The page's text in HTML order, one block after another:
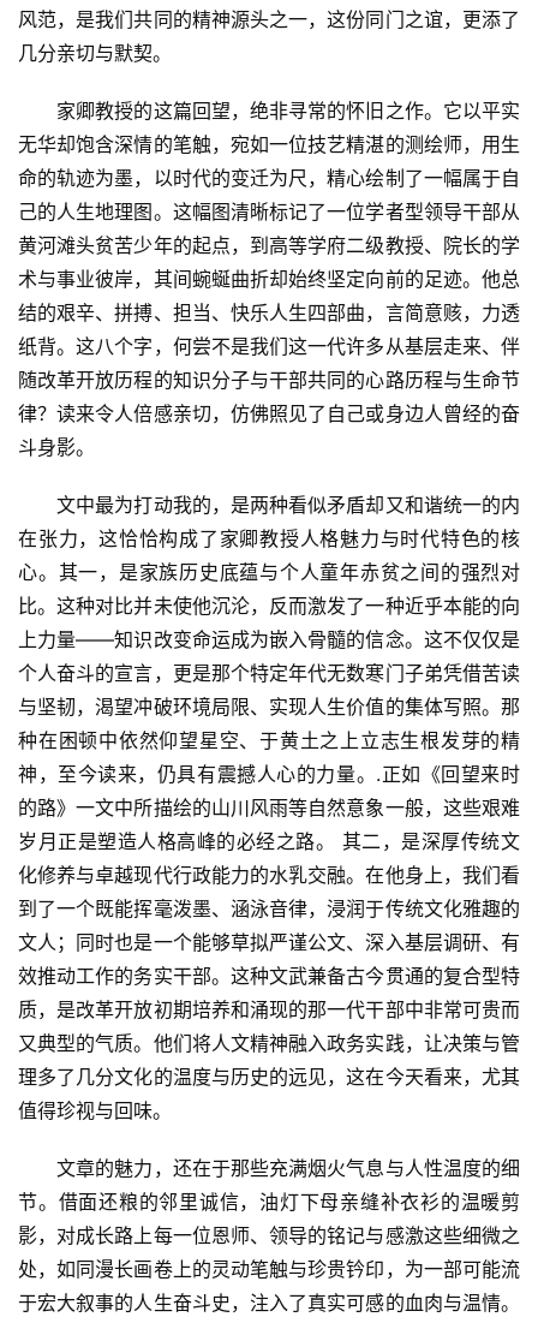
专
题
快
讯
更
多
页
面
风范，是我们共同的精神源头之一，这份同门之谊，更添了
几分亲切与默契。
家卿教授的这篇回望，绝非寻常的怀旧之作。它以平实
无华却饱含深情的笔触，宛如一位技艺精湛的测绘师，用生
命的轨迹为墨，以时代的变迁为尺，精心绘制了一幅属于自
己的人生地理图。这幅图清晰标记了一位学者型领导干部从
黄河滩头贫苦少年的起点，到高等学府二级教授、院长的学
术与事业彼岸，其间蜿蜒曲折却始终坚定向前的足迹。他总
结的艰辛、拼搏、担当、快乐人生四部曲，言简意赅，力透
纸背。这八个字，何尝不是我们这一代许多从基层走来、伴
随改革开放历程的知识分子与干部共同的心路历程与生命节
律？读来令人倍感亲切，仿佛照见了自己或身边人曾经的奋
斗身影。
文中最为打动我的，是两种看似矛盾却又和谐统一的内
在张力，这恰恰构成了家卿教授人格魅力与时代特色的核
心。其一，是家族历史底蕴与个人童年赤贫之间的强烈对
比。这种对比并未使他沉沦，反而激发了一种近乎本能的向
上力量——知识改变命运成为嵌入骨髓的信念。这不仅仅是
个人奋斗的宣言，更是那个特定年代无数寒门子弟凭借苦读
与坚韧，渴望冲破环境局限、实现人生价值的集体写照。那
种在困顿中依然仰望星空、于黄土之上立志生根发芽的精
神，至今读来，仍具有震撼人心的力量。.正如《回望来时
的路》一文中所描绘的山川风雨等自然意象一般，这些艰难
岁月正是塑造人格高峰的必经之路。 其二，是深厚传统文
化修养与卓越现代行政能力的水乳交融。在他身上，我们看
到了一个既能挥毫泼墨、涵泳音律，浸润于传统文化雅趣的
文人；同时也是一个能够草拟严谨公文、深入基层调研、有
效推动工作的务实干部。这种文武兼备古今贯通的复合型特
质，是改革开放初期培养和涌现的那一代干部中非常可贵而
又典型的气质。他们将人文精神融入政务实践，让决策与管
理多了几分文化的温度与历史的远见，这在今天看来，尤其
值得珍视与回味。
文章的魅力，还在于那些充满烟火气息与人性温度的细
节。借面还粮的邻里诚信，油灯下母亲缝补衣衫的温暖剪
影，对成长路上每一位恩师、领导的铭记与感激这些细微之
处，如同漫长画卷上的灵动笔触与珍贵钤印，为一部可能流
于宏大叙事的人生奋斗史，注入了真实可感的血肉与温情。